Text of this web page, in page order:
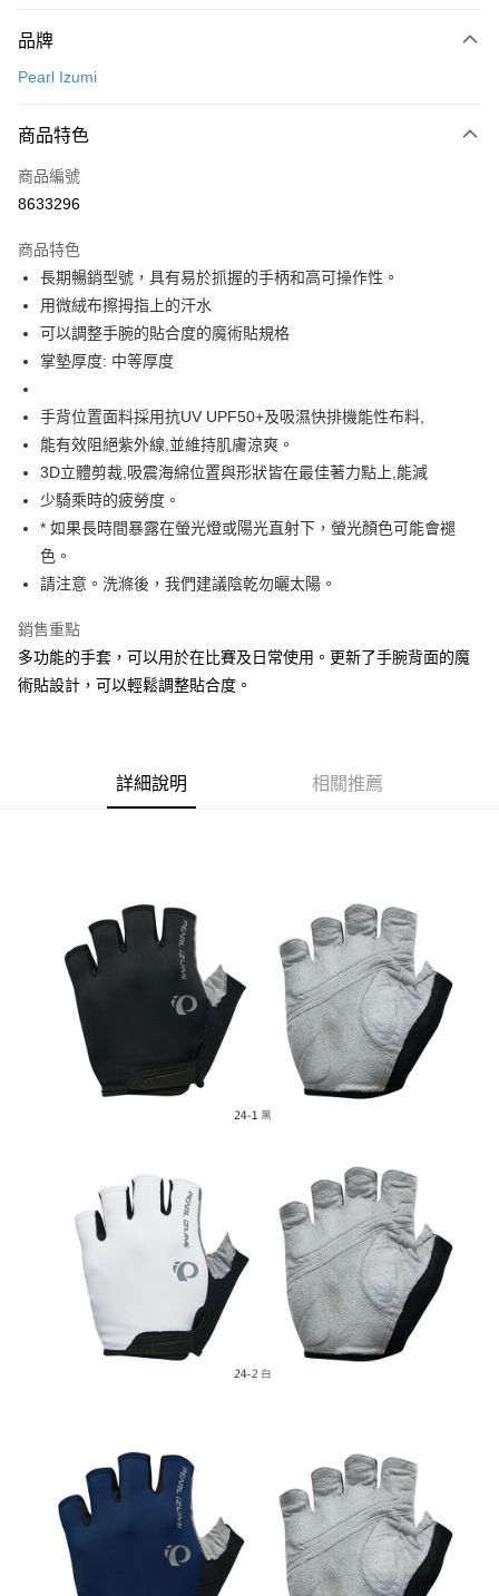
信用卡一次付款
LINE Pay
Apple Pay
相關說明
【關於「AFTEE先享後付」】
便利好安心！
１．簡單：不需註冊會員、不需綁卡、不需儲值。
２．便利：只要手機號碼，簡訊認證，即可結帳。
３．安心：先確認商品／服務後，再付款。
【「AFTEE先享後付」結帳流程】
結帳頁面，進行簡訊認證並確認金額後，即可完成結帳。
２．訂單成立數日內，您將收到繳費通知簡訊。
３．收到繳費通知簡訊後14天內，點擊此簡訊中的連結，可透過四大超商／
ATM／網路銀行／等多元方式進行付款，方視為交易完成。
※ 請注意：結帳手續完成當下不需立刻繳費，但若您需要取消訂單，請聯絡
購買商品的店家。未經商家同意取消之訂單仍視為有效，需透過AFTEE先享
※ 交易是否成功請以「AFTEE先享後付 」之結帳頁面顯示為準，若有關於
客戶支援中心」
１．透過由恩沛科技股份有限公司提供之「AFTEE先享後付」服務完成之交
https://aftee.tw/terms/#terms3
３．未成年的使用者請事先徵得法定代理人或監護人之同意方可使用
「AFTEE先享後付」，若未經同意申辦者引起之損失，本公司不負相關責
５．嚴禁一人註冊多個帳號或使用他人資訊註冊。若發現惡意使用之情形，
恩沛科技股份有限公司將有權停止該用戶之使用額度並採取法律行動。
ATM付款
運送方式
每筆NT$60
付款後－全家取貨
每筆NT$60
7-11取貨付款
每筆NT$60
付款後－7-11取貨
每筆NT$60
本島宅配
每筆NT$200
品牌
Pearl Izumi
商品特色
商品編號
8633296
商品特色
長期暢銷型號，具有易於抓握的手柄和高可操作性。
用微絨布擦拇指上的汗水
可以調整手腕的貼合度的魔術貼規格
掌墊厚度: 中等厚度
手背位置面料採用抗UV UPF50+及吸濕快排機能性布料,
能有效阻絕紫外線,並維持肌膚涼爽。
3D立體剪裁,吸震海綿位置與形狀皆在最佳著力點上,能減
少騎乘時的疲勞度。
* 如果長時間暴露在螢光燈或陽光直射下，螢光顏色可能會褪
色。
請注意。洗滌後，我們建議陰乾勿曬太陽。
銷售重點
多功能的手套，可以用於在比賽及日常使用。更新了手腕背面的魔
術貼設計，可以輕鬆調整貼合度。
詳細說明 相關推薦